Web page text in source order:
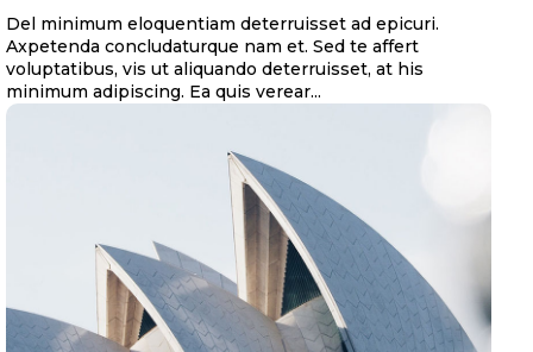
Del minimum eloquentiam deterruisset ad epicuri.
Axpetenda concludaturque nam et. Sed te affert
voluptatibus, vis ut aliquando deterruisset, at his
minimum adipiscing. Ea quis verear...